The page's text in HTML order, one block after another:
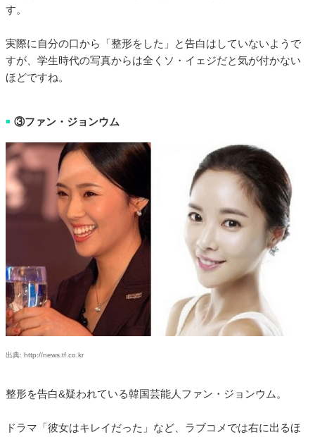
す。
実際に自分の口から「整形をした」と告白はしていないようで
すが、学生時代の写真からは全くソ・イェジだと気が付かない
ほどですね。
■ ③ファン・ジョンウム
出典: http://news.tf.co.kr
整形を告白&疑われている韓国芸能人ファン・ジョンウム。
ドラマ「彼女はキレイだった」など、ラブコメでは右に出るほ